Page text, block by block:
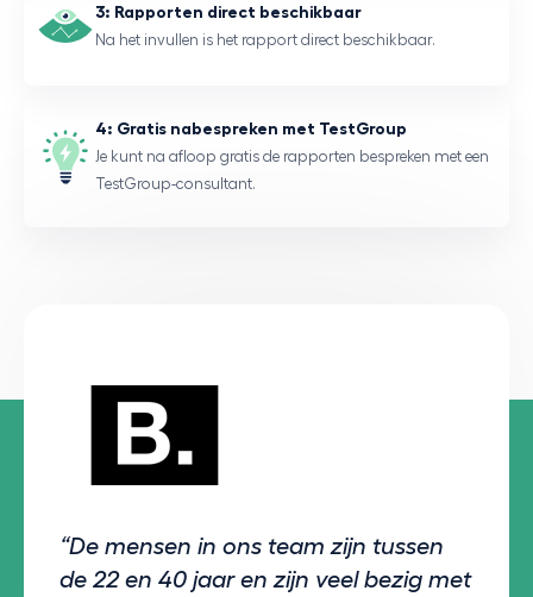
3: Rapporten direct beschikbaar
Na het invullen is het rapport direct beschikbaar.
4: Gratis nabespreken met TestGroup
Je kunt na afloop gratis de rapporten bespreken met een
TestGroup-consultant.
“De mensen in ons team zijn tussen
de 22 en 40 jaar en zijn veel bezig met